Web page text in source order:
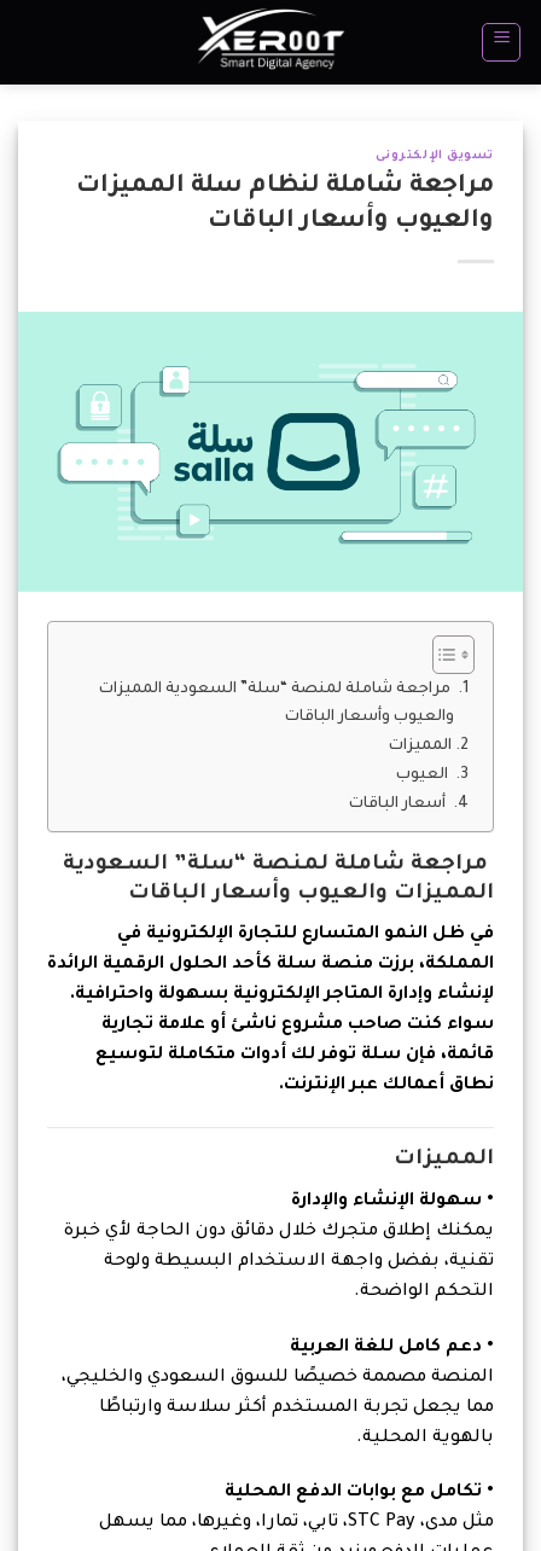
للمحتوى
تسويق الإلكترونى
مراجعة شاملة لنظام سلة المميزات
والعيوب وأسعار الباقات
مراجعة شاملة لمنصة “سلة” السعودية المميزات
والعيوب وأسعار الباقات
المميزات
العيوب
أسعار الباقات
مراجعة شاملة لمنصة “سلة” السعودية
المميزات والعيوب وأسعار الباقات
في ظل النمو المتسارع للتجارة الإلكترونية في
المملكة، برزت منصة سلة كأحد الحلول الرقمية الرائدة
لإنشاء وإدارة المتاجر الإلكترونية بسهولة واحترافية.
سواء كنت صاحب مشروع ناشئ أو علامة تجارية
قائمة، فإن سلة توفر لك أدوات متكاملة لتوسيع
نطاق أعمالك عبر الإنترنت.
المميزات
• سهولة الإنشاء والإدارة
يمكنك إطلاق متجرك خلال دقائق دون الحاجة لأي خبرة
تقنية، بفضل واجهة الاستخدام البسيطة ولوحة
التحكم الواضحة.
• دعم كامل للغة العربية
المنصة مصممة خصيصًا للسوق السعودي والخليجي،
مما يجعل تجربة المستخدم أكثر سلاسة وارتباطًا
بالهوية المحلية.
• تكامل مع بوابات الدفع المحلية
مثل مدى، STC Pay، تابي، تمارا، وغيرها، مما يسهل